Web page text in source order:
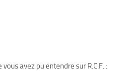
avez pu entendre sur R.C.F. :